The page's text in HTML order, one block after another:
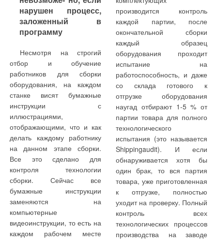
нарушен процесс,
заложенный в
программу
Несмотря на строгий
отбор и обучение
работников для сборки
оборудования, на каждом
станке висят бумажные
инструкции с
иллюстрациями,
отображающими, что и как
делать каждому работнику
на данном этапе сборки.
Все это сделано для
контроля технологии
сборки. Сейчас все
бумажные инструкции
заменяются на
компьютерные
видеоинструкции, то есть на
каждом рабочем месте
производится контроль
каждой партии, после
окончательной сборки
каждый образец
оборудования проходит
испытание на
работоспособность, и даже
со склада готового к
отгрузке оборудования
наугад отбирают 1-5 % от
партии товара для полного
технологического
испытания (это называется
Shippingaudit). И если
обнаруживается хотя бы
один брак, то вся партия
товара, уже приготовленная
к отгрузке, полностью
уходит на проверку. Полный
контроль всех
технологических процессов
производства на заводе
на каждые 1000 м3/ч для
работы вентилятора.
Минимальный уровень
G3-G4, нужен в любой
системе и затраты энергии
на него не
рассматриваются. При
использовании БОВов с УФ-
лампами аналогичный
уровень понижения
концентрации живой флоры
можно получить, используя
фильтры более низкого
лампами. Недостатком
канальных блоков является
необходимость полного
демонтажа участка
воздуховода для замены
ламп и малая мощность
самого большого блока.
Методика определения
расхода воздуха для разных
категорий помещений
изготовителем не показана
SBOW, что приводит к
ошибкам при
проектировании.
Также около двух лет
назад появились БОВы
известной фирмы «ЛИТ»,
одновременно
сохранность ламп на
период монтажа. Доступ к
лампам для замены
производится за счет
давление в заданном
промежутке времени. Далее
клапан в компрессионном
узле 2 снижает давление в
радиаторе до
атмосферного. Затем через
пульт управления 7 подают
команду на подъемно-
погружной механизм 5.
Радиатор 8 поднимается
над водой (положение I).
После отключения
элементов подвода/отвода
3 радиатор 8 перемещают с
рабочего стола 4 и
отправляют на следующую
операцию.
Во время испытания
контролируют наличие
утечки воздуха. Если по
достижении уровня
испытательного давления
испытание давлением
жидкости позволит
проконтролировать
герметичность радиатора,
но ответственность за его
исправность во время
работы должен возложить
на себя исполнитель.
Связано это не столько с
примитивностью его
оборудования по
сравнению с
промышленным, сколько с
тем, что могут оказаться
неучтенными некоторые
параметры. Например,
конструктивные: в
конструкции ряда
секционных радиаторов
существуют особенности
сочетания элементов
соединения и
герметизации.